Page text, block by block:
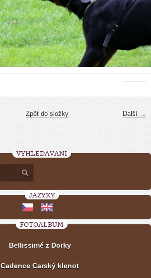
Další →
Zpět do složky
VYHLEDÁVÁNÍ
JAZYKY
FOTOALBUM
Bellissimé z Dorky
Cadence Carský klenot